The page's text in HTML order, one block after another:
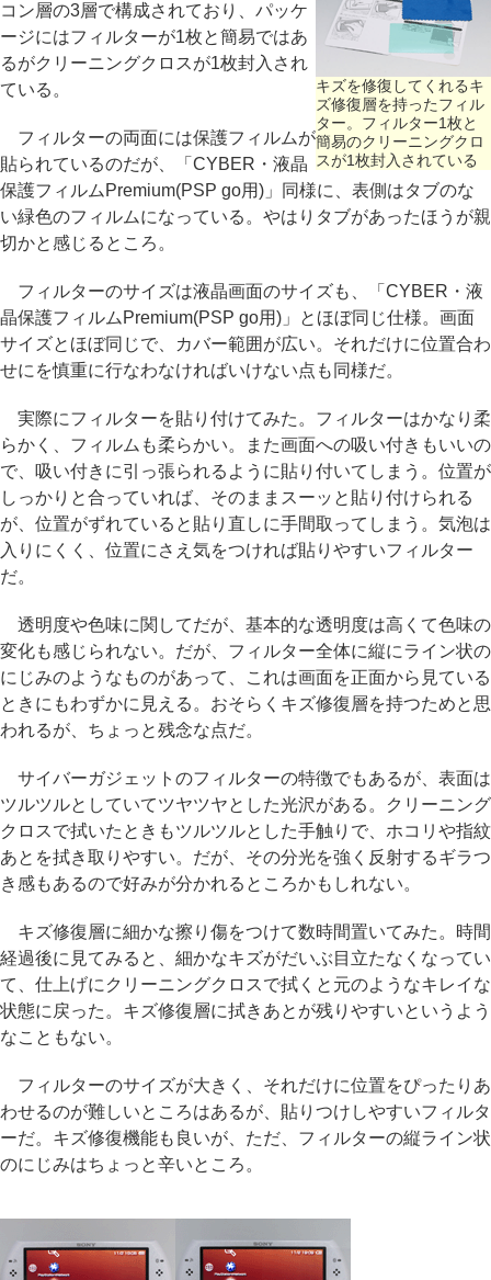
キズを修復してくれるキ
ズ修復層を持ったフィル
ター。フィルター1枚と
簡易のクリーニングクロ
スが1枚封入されている
コン層の3層で構成されており、パッケ
ージにはフィルターが1枚と簡易ではあ
るがクリーニングクロスが1枚封入され
ている。
フィルターの両面には保護フィルムが
貼られているのだが、「CYBER・液晶
保護フィルムPremium(PSP go用)」同様に、表側はタブのな
い緑色のフィルムになっている。やはりタブがあったほうが親
切かと感じるところ。
フィルターのサイズは液晶画面のサイズも、「CYBER・液
晶保護フィルムPremium(PSP go用)」とほぼ同じ仕様。画面
サイズとほぼ同じで、カバー範囲が広い。それだけに位置合わ
せにを慎重に行なわなければいけない点も同様だ。
実際にフィルターを貼り付けてみた。フィルターはかなり柔
らかく、フィルムも柔らかい。また画面への吸い付きもいいの
で、吸い付きに引っ張られるように貼り付いてしまう。位置が
しっかりと合っていれば、そのままスーッと貼り付けられる
が、位置がずれていると貼り直しに手間取ってしまう。気泡は
入りにくく、位置にさえ気をつければ貼りやすいフィルター
だ。
透明度や色味に関してだが、基本的な透明度は高くて色味の
変化も感じられない。だが、フィルター全体に縦にライン状の
にじみのようなものがあって、これは画面を正面から見ている
ときにもわずかに見える。おそらくキズ修復層を持つためと思
われるが、ちょっと残念な点だ。
サイバーガジェットのフィルターの特徴でもあるが、表面は
ツルツルとしていてツヤツヤとした光沢がある。クリーニング
クロスで拭いたときもツルツルとした手触りで、ホコリや指紋
あとを拭き取りやすい。だが、その分光を強く反射するギラつ
き感もあるので好みが分かれるところかもしれない。
キズ修復層に細かな擦り傷をつけて数時間置いてみた。時間
経過後に見てみると、細かなキズがだいぶ目立たなくなってい
て、仕上げにクリーニングクロスで拭くと元のようなキレイな
状態に戻った。キズ修復層に拭きあとが残りやすいというよう
なこともない。
フィルターのサイズが大きく、それだけに位置をぴったりあ
わせるのが難しいところはあるが、貼りつけしやすいフィルタ
ーだ。キズ修復機能も良いが、ただ、フィルターの縦ライン状
のにじみはちょっと辛いところ。